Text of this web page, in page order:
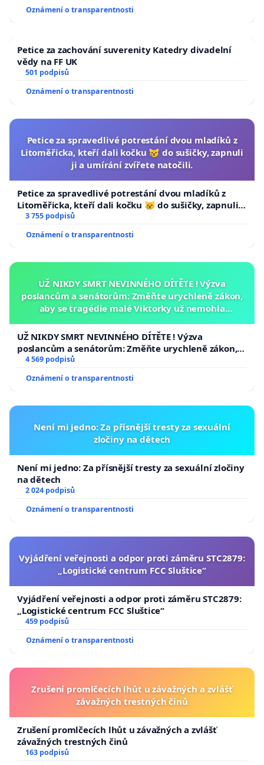
Oznámení o transparentnosti
Petice za zachování suverenity Katedry divadelní
vědy na FF UK
501 podpisů
Oznámení o transparentnosti
Petice za spravedlivé potrestání dvou mladíků z
Litoměřicka, kteří dali kočku 😿 do sušičky, zapnuli
ji a umírání zvířete natočili.
Petice za spravedlivé potrestání dvou mladíků z
Litoměřicka, kteří dali kočku 😿 do sušičky, zapnuli ji
a umírání zvířete natočili.
3 755 podpisů
Oznámení o transparentnosti
UŽ NIKDY SMRT NEVINNÉHO DÍTĚTE ! Výzva
poslancům a senátorům: Změňte urychleně zákon,
aby se tragédie malé Viktorky už nemohla
UŽ NIKDY SMRT NEVINNÉHO DÍTĚTE ! Výzva
poslancům a senátorům: Změňte urychleně zákon,
aby se tragédie malé Viktorky už nemohla opakovat!
4 569 podpisů
Oznámení o transparentnosti
Není mi jedno: Za přísnější tresty za sexuální
zločiny na dětech
Není mi jedno: Za přísnější tresty za sexuální zločiny
na dětech
2 024 podpisů
Oznámení o transparentnosti
Vyjádření veřejnosti a odpor proti záměru STC2879:
„Logistické centrum FCC Sluštice“
Vyjádření veřejnosti a odpor proti záměru STC2879:
„Logistické centrum FCC Sluštice“
459 podpisů
Oznámení o transparentnosti
Zrušení promlčecích lhůt u závažných a zvlášť
závažných trestných činů
Zrušení promlčecích lhůt u závažných a zvlášť
závažných trestných činů
163 podpisů